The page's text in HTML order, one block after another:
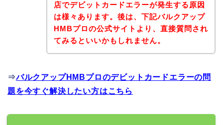
店でデビットカードエラーが発生する原因
は様々あります。後は、下記バルクアップ
HMBプロの公式サイトより、直接質問され
てみるといいかもしれません。
⇒バルクアップHMBプロのデビットカードエラーの問
題を今すぐ解決したい方はこちら